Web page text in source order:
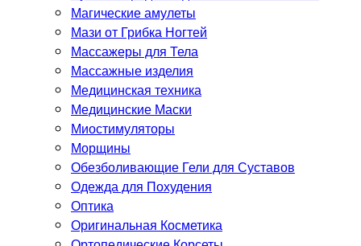
Магические амулеты
Мази от Грибка Ногтей
Массажеры для Тела
Массажные изделия
Медицинская техника
Медицинские Маски
Миостимуляторы
Морщины
Обезболивающие Гели для Суставов
Одежда для Похудения
Оптика
Оригинальная Косметика